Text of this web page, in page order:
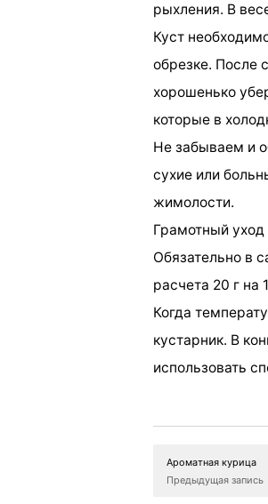
рыхления. В
Куст
обрезке. После
хорошенько
которые в
Не забываем и
сухие или
жимолости.
Грамотный
Обязательно в
расчета 20 г на
Когда
кустарник. В
использовать
Ароматная курица
Предыдущая запись